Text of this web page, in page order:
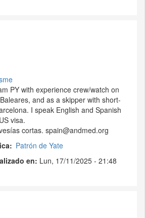
PY with experience crew/watch on
and as a skipper with short-
I speak English and Spanish
visa.
cortas. spain@andmed.org
Patrón de Yate
en: Lun, 17/11/2025 - 21:48